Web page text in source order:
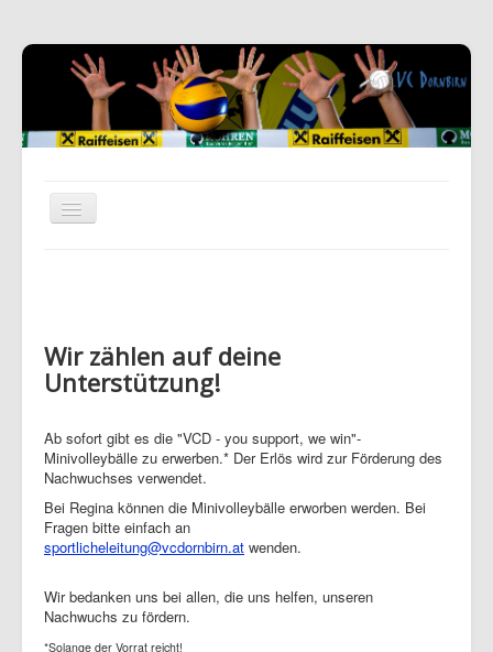
Wir zählen auf deine
Unterstützung!
Ab sofort gibt es die "VCD - you support, we win"-
Minivolleybälle zu erwerben.* Der Erlös wird zur Förderung des
Nachwuchses verwendet.
Bei Regina können die Minivolleybälle erworben werden. Bei
Fragen bitte einfach an
sportlicheleitung@vcdornbirn.at wenden.
Wir bedanken uns bei allen, die uns helfen, unseren
Nachwuchs zu fördern.
*Solange der Vorrat reicht!